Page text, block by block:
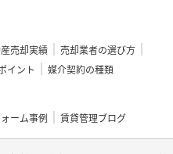
売却実績
売却業者の選び方
イント 媒介契約の種類
ーム事例 賃貸管理ブログ